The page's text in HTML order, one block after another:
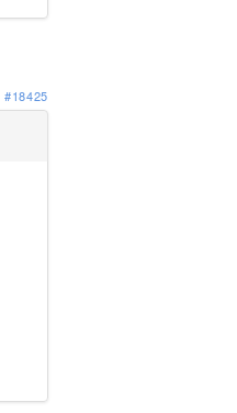
#18425